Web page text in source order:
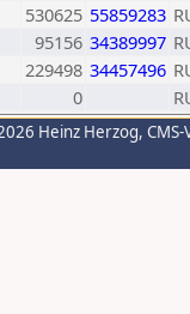
530625 55859283
95156 34389997
229498 34457496
0
Heinz Herzog,